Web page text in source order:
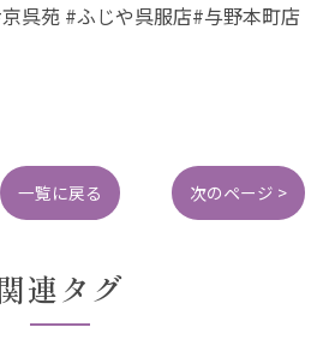
呉苑 #ふじや呉服店#与野本町店
一覧に戻る 次のページ >
連タグ